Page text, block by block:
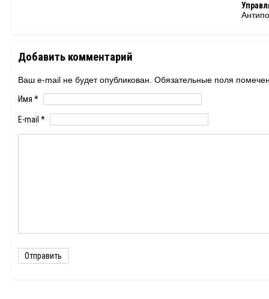
Добавить комментарий
Ваш e-mail не будет опубликован. Обязательные поля
Имя *
E-mail *